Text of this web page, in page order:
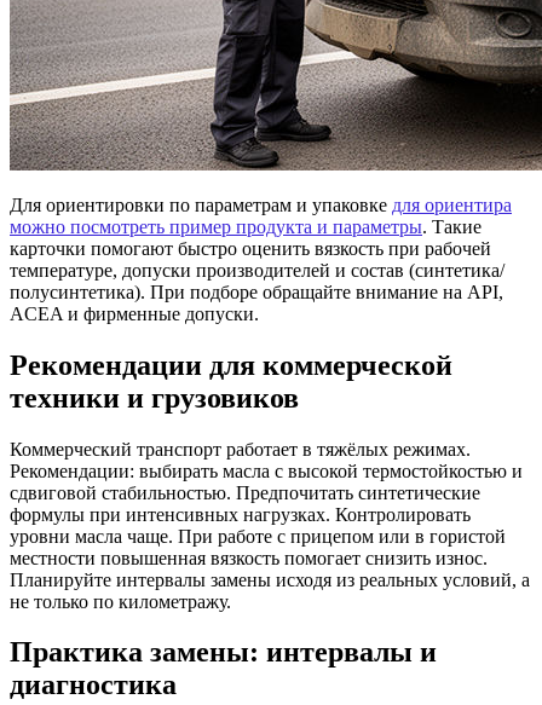
Для ориентировки по параметрам и упаковке для ориентира
можно посмотреть пример продукта и параметры. Такие
карточки помогают быстро оценить вязкость при рабочей
температуре, допуски производителей и состав (синтетика/
полусинтетика). При подборе обращайте внимание на API,
ACEA и фирменные допуски.
Рекомендации для коммерческой
техники и грузовиков
Коммерческий транспорт работает в тяжёлых режимах.
Рекомендации: выбирать масла с высокой термостойкостью и
сдвиговой стабильностью. Предпочитать синтетические
формулы при интенсивных нагрузках. Контролировать
уровни масла чаще. При работе с прицепом или в гористой
местности повышенная вязкость помогает снизить износ.
Планируйте интервалы замены исходя из реальных условий, а
не только по километражу.
Практика замены: интервалы и
диагностика